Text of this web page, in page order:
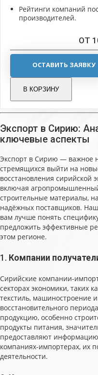
Рейтинги компаний
производителей.
ОТ
ОСТАВИТЬ ЗАЯВКУ
В КОРЗИНУ
Экспорт в Сирию:
ключевые аспекты
Экспорт в Сирию — важное
стремящихся выйти на
восстановления сирийской
включая
строительные материалы,
надёжных поставщиков.
вам лучше понять
предложить эффективные
этом регионе.
1. Компании
Сирийские компании-
секторах экономики, таких
текстиль, машиностроение
восстановительного
продукцию, особенно
продукты питания,
предоставляют
компаниях-импортерах, их
деятельности.